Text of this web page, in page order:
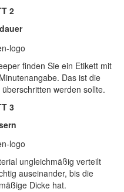
2
finden Sie ein Etikett mit
Das ist die
werden sollte.
3
ungleichmäßig verteilt
auseinander, bis die
Dicke hat.